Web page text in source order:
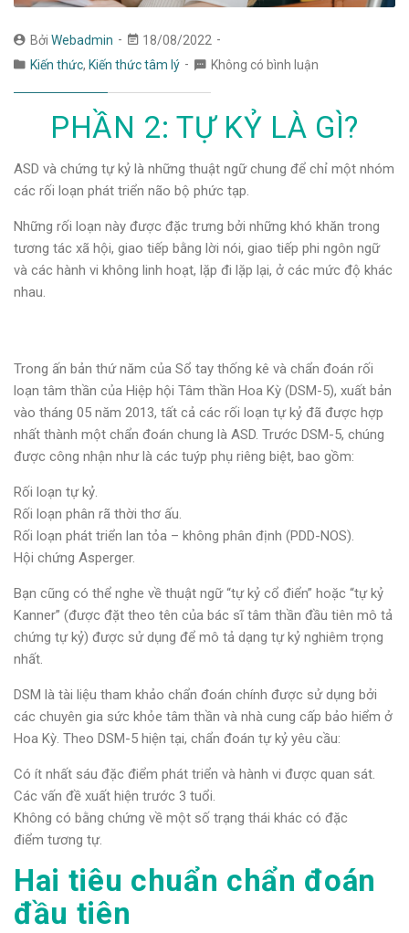
Bởi Webadmin
18/08/2022
Kiến thức, Kiến thức tâm lý Không có bình luận
PHẦN 2: TỰ KỶ LÀ GÌ?
ASD và chứng tự kỷ là những thuật ngữ chung để chỉ một nhóm
các rối loạn phát triển não bộ phức tạp.
Những rối loạn này được đặc trưng bởi những khó khăn trong
tương tác xã hội, giao tiếp bằng lời nói, giao tiếp phi ngôn ngữ
và các hành vi không linh hoạt, lặp đi lặp lại, ở các mức độ khác
nhau.
Trong ấn bản thứ năm của Sổ tay thống kê và chẩn đoán rối
loạn tâm thần của Hiệp hội Tâm thần Hoa Kỳ (DSM-5), xuất bản
vào tháng 05 năm 2013, tất cả các rối loạn tự kỷ đã được hợp
nhất thành một chẩn đoán chung là ASD. Trước DSM-5, chúng
được công nhận như là các tuýp phụ riêng biệt, bao gồm:
Rối loạn tự kỷ.
Rối loạn phân rã thời thơ ấu.
Rối loạn phát triển lan tỏa – không phân định (PDD-NOS).
Hội chứng Asperger.
Bạn cũng có thể nghe về thuật ngữ “tự kỷ cổ điển” hoặc “tự kỷ
Kanner” (được đặt theo tên của bác sĩ tâm thần đầu tiên mô tả
chứng tự kỷ) được sử dụng để mô tả dạng tự kỷ nghiêm trọng
nhất.
DSM là tài liệu tham khảo chẩn đoán chính được sử dụng bởi
các chuyên gia sức khỏe tâm thần và nhà cung cấp bảo hiểm ở
Hoa Kỳ. Theo DSM-5 hiện tại, chẩn đoán tự kỷ yêu cầu:
Có ít nhất sáu đặc điểm phát triển và hành vi được quan sát.
Các vấn đề xuất hiện trước 3 tuổi.
Không có bằng chứng về một số trạng thái khác có đặc
điểm tương tự.
Hai tiêu chuẩn chẩn đoán
đầu tiên